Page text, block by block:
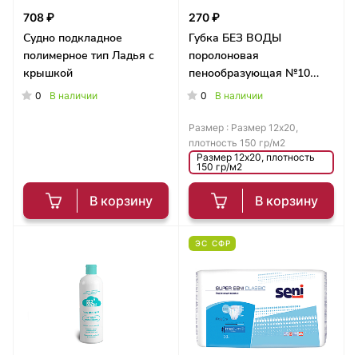
708 ₽
Судно подкладное
полимерное тип Ладья с
крышкой
0 В наличии
В корзину
270 ₽
Губка БЕЗ ВОДЫ
поролоновая
пенообразующая №10
(пропитанная гелем,
0 В наличии
В корзину
Размер : Размер 12х20,
плотность 150 гр/м2
Размер 12х20, плотность
150 гр/м2
ЭС СФР